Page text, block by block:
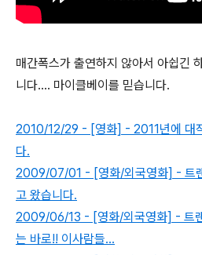
매간폭스가 출연하지 않아서 아쉽긴
니다.... 마이클베이를 믿습니다.
2010/12/29 - [영화] - 2011년에 대
다.
2009/07/01 - [영화/외국영화] - 트
고 왔습니다.
2009/06/13 - [영화/외국영화] - 트랜
는 바로!! 이사람들...